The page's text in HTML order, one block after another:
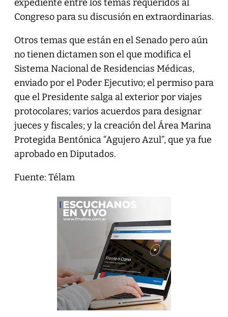
expediente entre los temas requeridos al
Congreso para su discusión en extraordinarias.
Otros temas que están en el Senado pero aún
no tienen dictamen son el que modifica el
Sistema Nacional de Residencias Médicas,
enviado por el Poder Ejecutivo; el permiso para
que el Presidente salga al exterior por viajes
protocolares; varios acuerdos para designar
jueces y fiscales; y la creación del Área Marina
Protegida Bentónica “Agujero Azul”, que ya fue
aprobado en Diputados.
Fuente: Télam